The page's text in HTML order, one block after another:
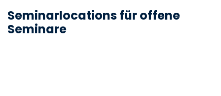
Seminarlocations für offene
Seminare